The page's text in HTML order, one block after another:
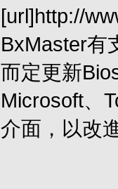
[url]http://
BxMaster有
而定更新
Microsoft、
介面，以改